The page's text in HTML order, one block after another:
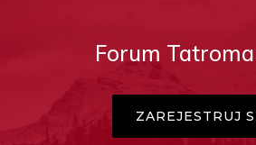
Forum
ZAREJESTRUJ